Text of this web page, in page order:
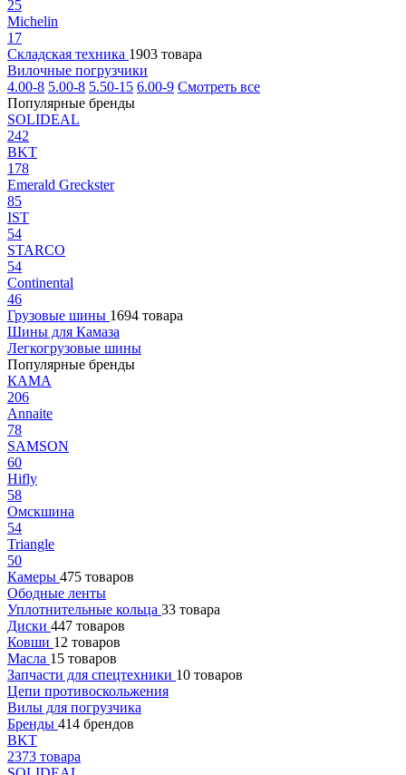
25
Michelin
17
Складская техника 1903 товара
Вилочные погрузчики
4.00-8 5.00-8 5.50-15 6.00-9 Смотреть все
Популярные бренды
SOLIDEAL
242
BKT
178
Emerald Greckster
85
IST
54
STARCO
54
Continental
46
Грузовые шины 1694 товара
Шины для Камаза
Легкогрузовые шины
Популярные бренды
КАМА
206
Annaite
78
SAMSON
60
Hifly
58
Омскшина
54
Triangle
50
Камеры 475 товаров
Ободные ленты
Уплотнительные кольца 33 товара
Диски 447 товаров
Ковши 12 товаров
Масла 15 товаров
Запчасти для спецтехники 10 товаров
Цепи противоскольжения
Вилы для погрузчика
Бренды 414 брендов
BKT
2373 товара